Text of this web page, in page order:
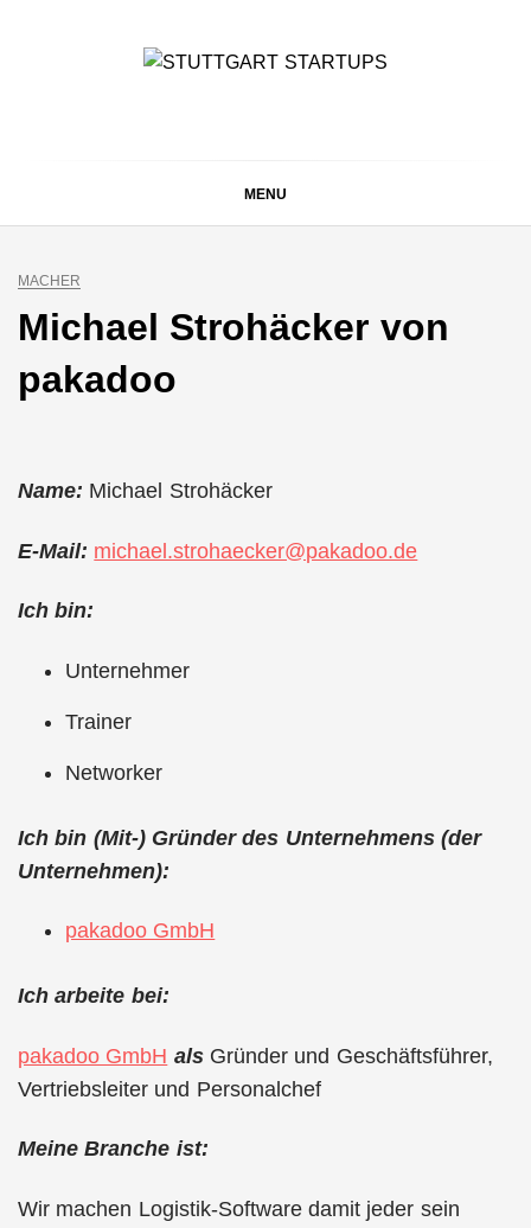
MENU
MACHER
Michael Strohäcker von
pakadoo
Name: Michael Strohäcker
E-Mail: michael.strohaecker@pakadoo.de
Ich bin:
Unternehmer
Trainer
Networker
Ich bin (Mit-) Gründer des Unternehmens (der
Unternehmen):
pakadoo GmbH
Ich arbeite bei:
pakadoo GmbH als Gründer und Geschäftsführer,
Vertriebsleiter und Personalchef
Meine Branche ist:
Wir machen Logistik-Software damit jeder sein